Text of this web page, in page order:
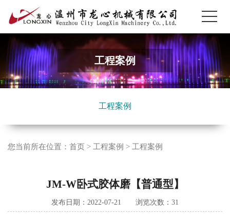
工程案例
工程案例
您当前所在位置： 首页 > 工程案例 > 工程案例
JM-W卧式胶体磨【普通型】
发布日期：2022-07-21 浏览次数： 31